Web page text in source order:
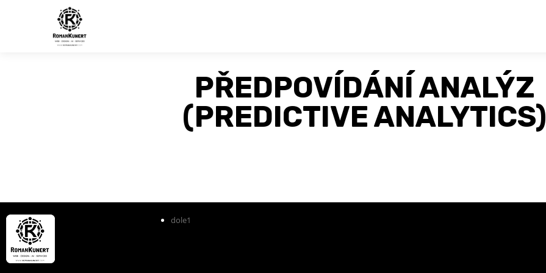
PŘEDPOVÍDÁNÍ ANALÝZ
(PREDICTIVE ANALYTICS)
dole1